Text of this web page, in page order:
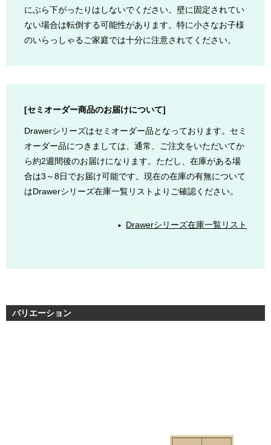
にぶら下がったりはしないでください。壁に固定されてい
ない場合は転倒する可能性があります。特に小さなお子様
のいらっしゃるご家庭では十分に注意されてください。
[セミオーダー商品のお届けについて]
Drawerシリーズはセミオーダー品となっております。セミ
オーダー品につきましては、通常、ご注文をいただいてか
ら約2週間後のお届けになります。ただし、在庫がある場
合は3～8日でお届け可能です。現在の在庫の有無について
はDrawerシリーズ在庫一覧リストよりご確認ください。
Drawerシリーズ在庫一覧リスト
バリエーション